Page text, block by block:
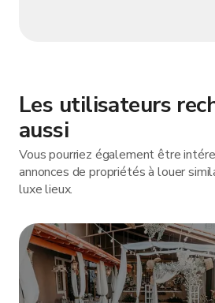
Les utilisateurs
aussi
Vous pourriez également être
annonces de propriétés à louer
luxe lieux.